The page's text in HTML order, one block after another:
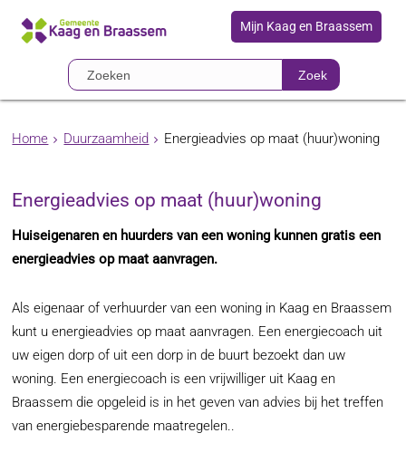
Mijn Kaag en Braassem
Zoek
Home Duurzaamheid Energieadvies op maat (huur)woning
Energieadvies op maat (huur)woning
Huiseigenaren en huurders van een woning kunnen gratis een
energieadvies op maat aanvragen.
Als eigenaar of verhuurder van een woning in Kaag en Braassem
kunt u energieadvies op maat aanvragen. Een energiecoach uit
uw eigen dorp of uit een dorp in de buurt bezoekt dan uw
woning. Een energiecoach is een vrijwilliger uit Kaag en
Braassem die opgeleid is in het geven van advies bij het treffen
van energiebesparende maatregelen..